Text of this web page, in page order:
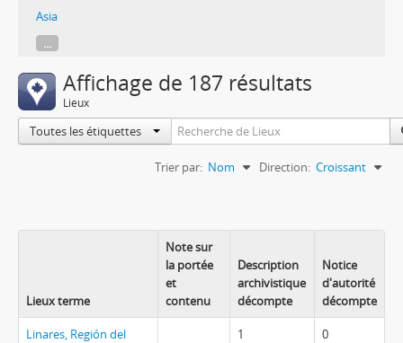
Asia
...
Affichage de 187 résultats
Lieux
Toutes les étiquettes
Trier par: Nom Direction: Croissant
Lieux terme
Note sur
la portée
et
contenu
Description
archivistique
décompte
Notice
d'autorité
décompte
Linares, Región del
1 0